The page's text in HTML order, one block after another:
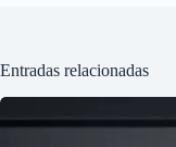
Entradas relacionadas